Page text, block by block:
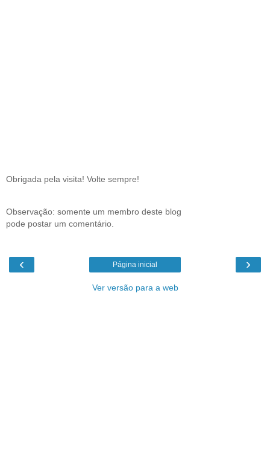
Obrigada pela visita! Volte sempre!
Observação: somente um membro deste blog
pode postar um comentário.
‹ ›
Página inicial
Ver versão para a web